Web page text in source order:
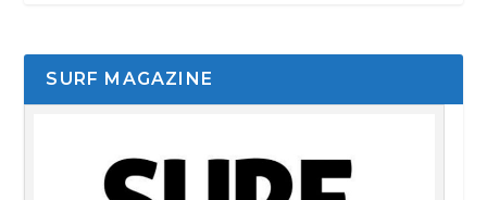
SURF MAGAZINE